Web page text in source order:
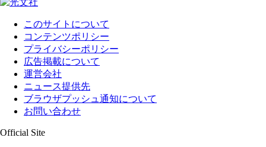
このサイトについて
コンテンツポリシー
プライバシーポリシー
広告掲載について
運営会社
ニュース提供先
ブラウザプッシュ通知について
お問い合わせ
Official Site